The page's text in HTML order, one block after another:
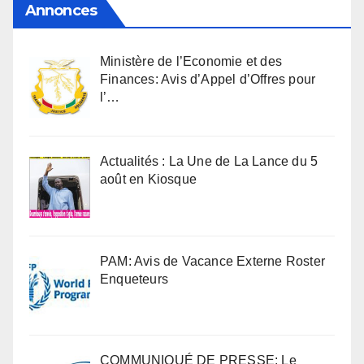
Annonces
Ministère de l’Economie et des
Finances: Avis d’Appel d’Offres pour
l’…
Actualités : La Une de La Lance du 5
août en Kiosque
PAM: Avis de Vacance Externe Roster
Enqueteurs
COMMUNIQUÉ DE PRESSE: Le